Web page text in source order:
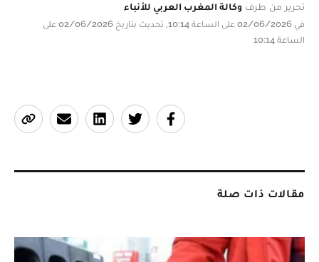
تحرير من طرف وكالة المغرب العربي للأنباء
في 02/06/2026 على الساعة 10:14, تحديث بتاريخ 02/06/2026 على
الساعة 10:14
مقالات ذات صلة